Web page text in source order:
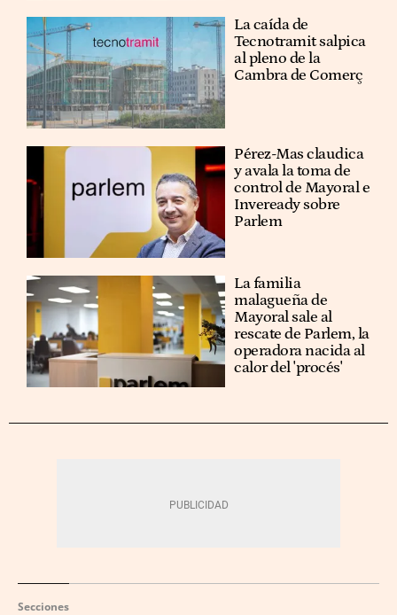
La caída de
Tecnotramit salpica
al pleno de la
Cambra de Comerç
Pérez-Mas claudica
y avala la toma de
control de Mayoral e
Inveready sobre
Parlem
La familia
malagueña de
Mayoral sale al
rescate de Parlem, la
operadora nacida al
calor del 'procés'
Secciones